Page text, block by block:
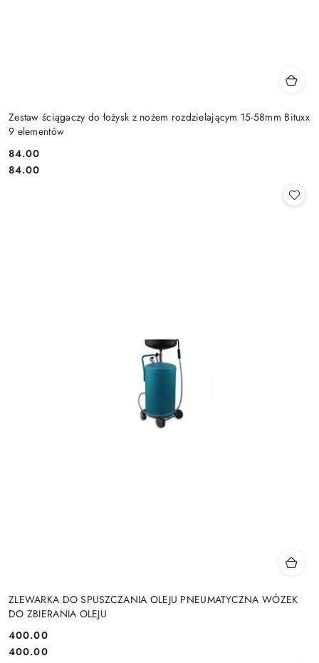
Zestaw ściągaczy do łożysk z nożem rozdzielającym 15-58mm Bituxx
9 elementów
Cena:
84.00
Cena:
84.00
ZLEWARKA DO SPUSZCZANIA OLEJU PNEUMATYCZNA WÓZEK
DO ZBIERANIA OLEJU
Cena:
400.00
Cena:
400.00